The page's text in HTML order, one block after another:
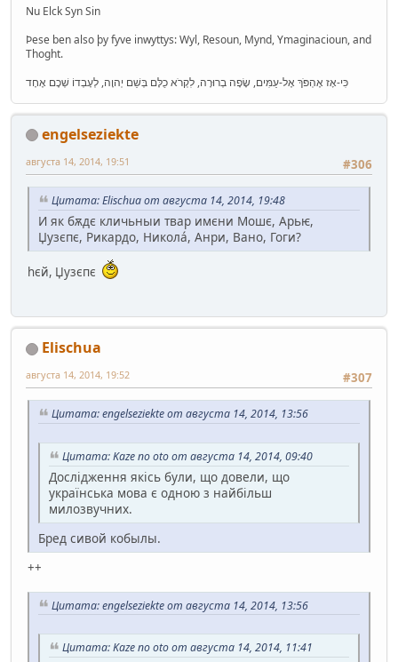
Nu Elck Syn Sin
Þese ben also þy fyve inwyttys: Wyl, Resoun, Mynd, Ymaginacioun, and
Thoght.
כִּי-אָז אֶהְפֹּךְ אֶל-עַמִּים, שָׂפָה בְרוּרָה, לִקְרֹא כֻלָּם בְּשֵׁם יְהוָה, לְעָבְדוֹ שְׁכֶם אֶחָד
engelseziekte
#306
августа 14, 2014, 19:51
Цитата: Elischua от августа 14, 2014, 19:48
И як бѫдє кличьныи твар имєни Мошє, Арьѥ,
Џузєпє, Рикардо, Николá, Анри, Вано, Гоги?
hєй, Џузєпє
Elischua
#307
августа 14, 2014, 19:52
Цитата: engelseziekte от августа 14, 2014, 13:56
Цитата: Kaze no oto от августа 14, 2014, 09:40
Дослідження якісь були, що довели, що
українська мова є одною з найбільш
милозвучних.
Бред сивой кобылы.
++
Цитата: engelseziekte от августа 14, 2014, 13:56
Цитата: Kaze no oto от августа 14, 2014, 11:41